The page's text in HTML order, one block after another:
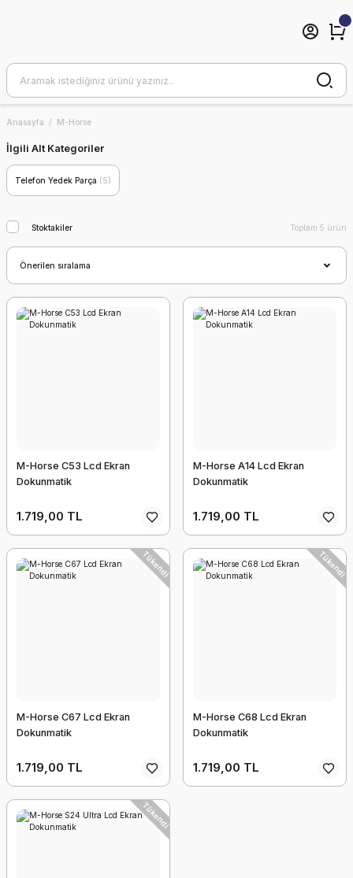
Anasayfa M-Horse
İlgili Alt Kategoriler
Telefon Yedek Parça (5)
Stoktakiler Toplam 5 ürün
M-Horse C53 Lcd Ekran
Dokunmatik
1.719,00 TL
M-Horse A14 Lcd Ekran
Dokunmatik
1.719,00 TL
Tükendi
M-Horse C67 Lcd Ekran
Dokunmatik
1.719,00 TL
Tükendi
M-Horse C68 Lcd Ekran
Dokunmatik
1.719,00 TL
Tükendi